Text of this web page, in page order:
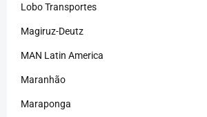
Lobo Transportes
Magiruz-Deutz
MAN Latin America
Maranhão
Maraponga